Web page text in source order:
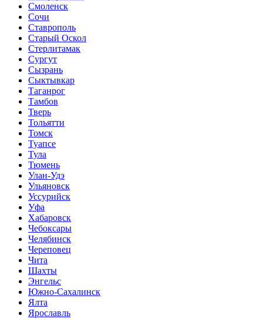
Смоленск
Сочи
Ставрополь
Старый Оскол
Стерлитамак
Сургут
Сызрань
Сыктывкар
Таганрог
Тамбов
Тверь
Тольятти
Томск
Туапсе
Тула
Тюмень
Улан-Удэ
Ульяновск
Уссурийск
Уфа
Хабаровск
Чебоксары
Челябинск
Череповец
Чита
Шахты
Энгельс
Южно-Сахалинск
Ялта
Ярославль